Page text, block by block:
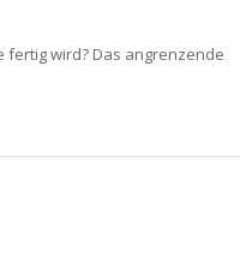
fertig wird? Das angrenzende